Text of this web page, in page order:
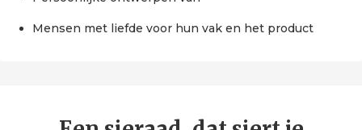
Mensen met liefde voor hun vak en het product